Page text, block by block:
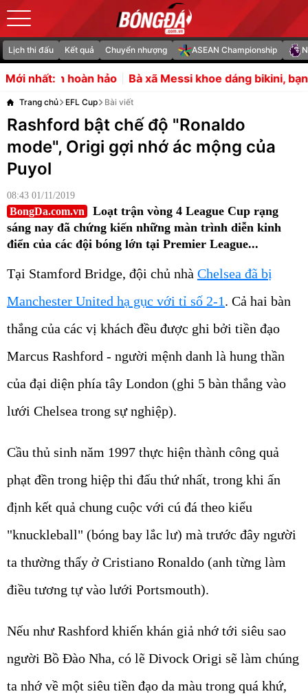
Lịch thi đấu Kết quả Chuyển nhượng ASEAN Championship
Mới nhất:
Bà xã Messi khoe dáng bikini, bạn gái Ronaldo vào thả
Trang chủ EFL Cup Bài viết
Rashford bật chế độ "Ronaldo
mode", Origi gợi nhớ ác mộng của
Puyol
08:43 01/11/2019
BongDa.com.vn
Loạt trận vòng 4 League Cup rạng
sáng nay đã chứng kiến những màn trình diễn kinh
điển của các đội bóng lớn tại Premier League...
Tại Stamford Bridge, đội chủ nhà Chelsea đã bị
Manchester United hạ gục với tỉ số 2-1. Cả hai bàn
thắng của các vị khách đều được ghi bởi tiền đạo
Marcus Rashford - người mệnh danh là hung thần
của đại diện phía tây London (ghi 5 bàn thắng vào
lưới Chelsea trong sự nghiệp).
Cầu thủ sinh năm 1997 thực hiện thành công quả
phạt đền trong hiệp thi đấu thứ nhất, trong khi ấn
định kết quả chung cuộc với cú đá theo kiểu
"knuckleball" (bóng bay lắc lư) mà trước đây người
ta thường thấy ở Cristiano Ronaldo (anh từng làm
điều tương tự vào lưới Portsmouth).
Nếu như Rashford khiến khán giả nhớ tới siêu sao
người Bồ Đào Nha, có lẽ Divock Origi sẽ làm chúng
ta nhớ về một siêu tiền đạo da màu trong quá khứ,